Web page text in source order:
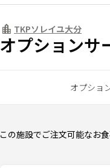
TKPソレイユ大分
オプションサ
オプショ
この施設でご注文可能なお